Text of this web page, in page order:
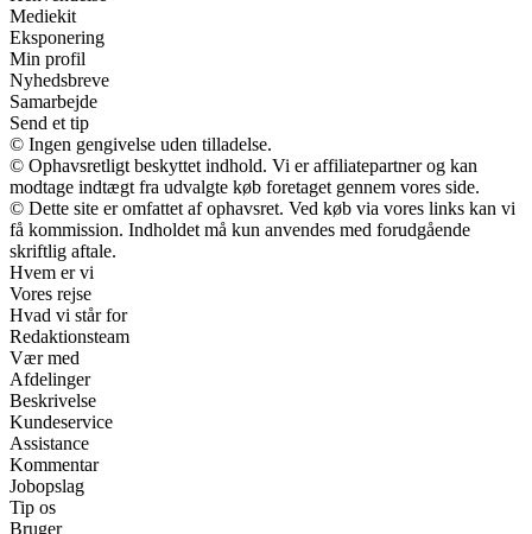
Mediekit
Eksponering
Min profil
Nyhedsbreve
Samarbejde
Send et tip
© Ingen gengivelse uden tilladelse.
© Ophavsretligt beskyttet indhold. Vi er affiliatepartner og kan
modtage indtægt fra udvalgte køb foretaget gennem vores side.
© Dette site er omfattet af ophavsret. Ved køb via vores links kan vi
få kommission. Indholdet må kun anvendes med forudgående
skriftlig aftale.
Hvem er vi
Vores rejse
Hvad vi står for
Redaktionsteam
Vær med
Afdelinger
Beskrivelse
Kundeservice
Assistance
Kommentar
Jobopslag
Tip os
Bruger